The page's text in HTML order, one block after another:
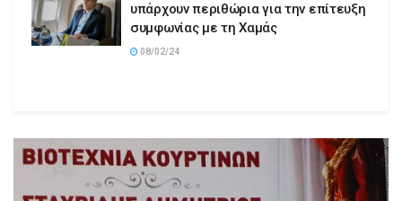
υπάρχουν περιθώρια για την επίτευξη
συμφωνίας με τη Χαμάς
08/02/24